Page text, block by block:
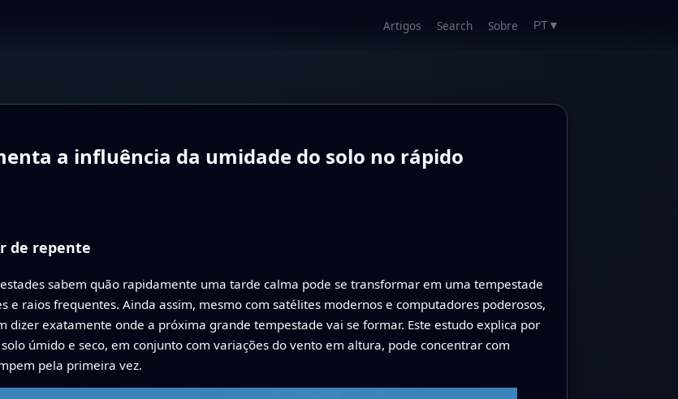
Artigos Search Sobre PT ▼
a influência da umidade do solo no rápido
de repente
sabem quão rapidamente uma tarde calma pode se transformar em uma tempestade
e raios frequentes. Ainda assim, mesmo com satélites modernos e computadores poderosos,
exatamente onde a próxima grande tempestade vai se formar. Este estudo explica por
úmido e seco, em conjunto com variações do vento em altura, pode concentrar com
pela primeira vez.